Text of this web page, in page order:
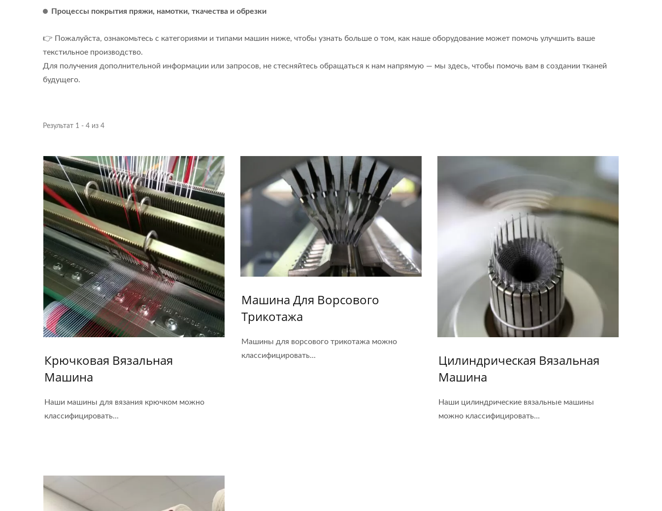
Процессы покрытия пряжи, намотки, ткачества и обрезки
👉 Пожалуйста, ознакомьтесь с категориями и типами машин ниже, чтобы узнать больше о том, как наше оборудование может помочь улучшить ваше
текстильное производство.
Для получения дополнительной информации или запросов, не стесняйтесь обращаться к нам напрямую — мы здесь, чтобы помочь вам в создании тканей
будущего.
Результат 1 - 4 из 4
Крючковая Вязальная
Машина
Наши машины для вязания крючком можно
классифицировать...
Машина Для Ворсового
Трикотажа
Машины для ворсового трикотажа можно
классифицировать...
Цилиндрическая Вязальная
Машина
Наши цилиндрические вязальные машины
можно классифицировать...